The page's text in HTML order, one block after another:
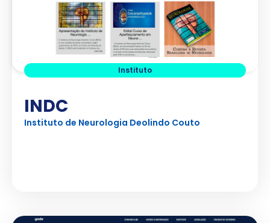
Instituto
INDC
Instituto de Neurologia Deolindo Couto